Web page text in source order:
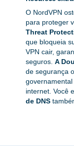
O NordVPN
para proteger
Threat
que bloqueia
VPN cair,
seguros.A
de segurança
internet. Você
de DNS